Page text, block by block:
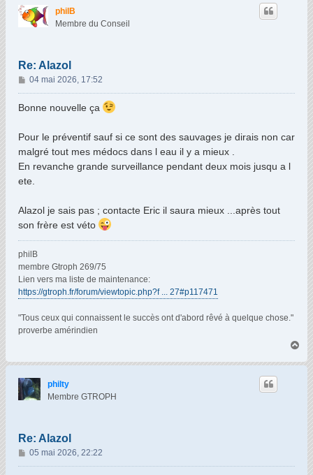
philB
Membre du Conseil
Re: Alazol
M
e
s
g
e
04 mai 2026, 17:52
Bonne nouvelle ça
Pour le préventif sauf si ce sont des sauvages je dirais non car
malgré tout mes médocs dans l eau il y a mieux .
En revanche grande surveillance pendant deux mois jusqu a l
ete.
Alazol je sais pas ; contacte Eric il saura mieux ...après tout
son frère est véto
philB
membre Gtroph 269/75
Lien vers ma liste de maintenance:
https://gtroph.fr/forum/viewtopic.php?f ... 27#p117471
"Tous ceux qui connaissent le succès ont d'abord rêvé à quelque chose."
proverbe amérindien
u
philty
Membre GTROPH
Re: Alazol
M
e
05 mai 2026, 22:22